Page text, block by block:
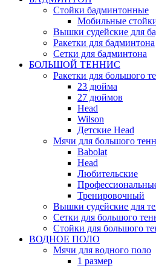
Стойки бадминтонные
Мобильные
Вышки судейские для
Ракетки для бадминтона
Сетки для бадминтона
БОЛЬШОЙ ТЕННИС
Ракетки для большого
23 дюйма
27 дюймов
Head
Wilson
Детские Head
Мячи для большого
Babolat
Head
Любительские
Тренировочный
Вышки судейские для
Сетки для большого
Стойки для большого
ВОДНОЕ ПОЛО
Мячи для водного поло
1 размер